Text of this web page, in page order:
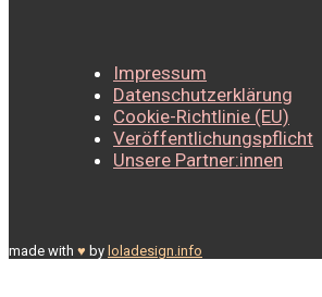
Impressum
Datenschutzerklärung
Cookie-Richtlinie (EU)
Veröffentlichungspflicht
Unsere Partner:innen
made with ♥ by loladesign.info